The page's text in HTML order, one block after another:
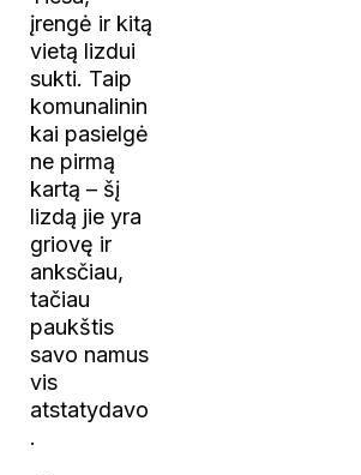
įrengė ir kitą
vietą lizdui
sukti. Taip
komunalinin
kai pasielgė
ne pirmą
kartą – šį
lizdą jie yra
griovę ir
anksčiau,
tačiau
paukštis
savo namus
vis
atstatydavo
.